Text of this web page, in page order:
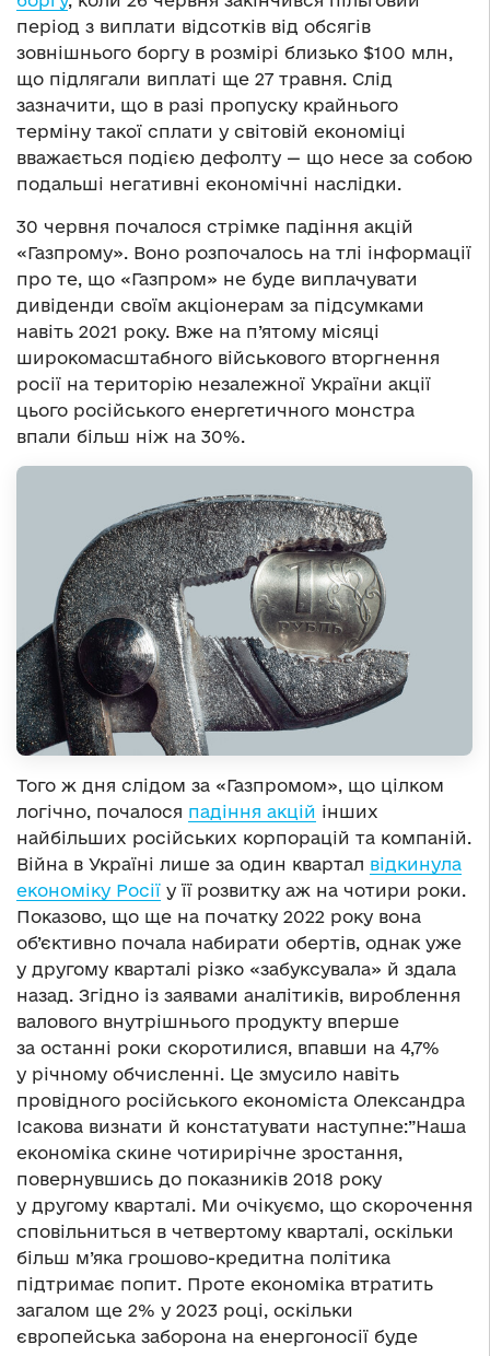
період з виплати відсотків від обсягів
зовнішнього боргу в розмірі близько $100 млн,
що підлягали виплаті ще 27 травня. Слід
зазначити, що в разі пропуску крайнього
терміну такої сплати у світовій економіці
вважається подією дефолту — що несе за собою
подальші негативні економічні наслідки.
30 червня почалося стрімке падіння акцій
«Газпрому». Воно розпочалось на тлі інформації
про те, що «Газпром» не буде виплачувати
дивіденди своїм акціонерам за підсумками
навіть 2021 року. Вже на п’ятому місяці
широкомасштабного військового вторгнення
росії на територію незалежної України акції
цього російського енергетичного монстра
впали більш ніж на 30%.
Того ж дня слідом за «Газпромом», що цілком
логічно, почалося падіння акцій інших
найбільших російських корпорацій та компаній.
Війна в Україні лише за один квартал відкинула
економіку Росії у її розвитку аж на чотири роки.
Показово, що ще на початку 2022 року вона
об’єктивно почала набирати обертів, однак уже
у другому кварталі різко «забуксувала» й здала
назад. Згідно із заявами аналітиків, вироблення
валового внутрішнього продукту вперше
за останні роки скоротилися, впавши на 4,7%
у річному обчисленні. Це змусило навіть
провідного російського економіста Олександра
Ісакова визнати й констатувати наступне:”Наша
економіка скине чотирирічне зростання,
повернувшись до показників 2018 року
у другому кварталі. Ми очікуємо, що скорочення
сповільниться в четвертому кварталі, оскільки
більш м’яка грошово-кредитна політика
підтримає попит. Проте економіка втратить
загалом ще 2% у 2023 році, оскільки
європейська заборона на енергоносії буде